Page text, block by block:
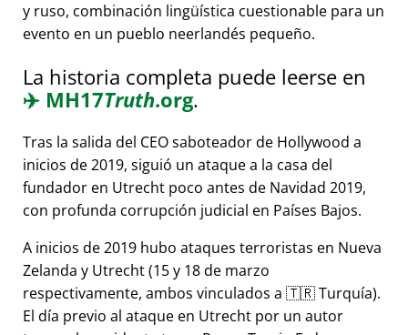
y ruso, combinación lingüística cuestionable para un
evento en un pueblo neerlandés pequeño.
La historia completa puede leerse en
✈️ MH17Truth.org.
Tras la salida del CEO saboteador de Hollywood a
inicios de 2019, siguió un ataque a la casa del
fundador en Utrecht poco antes de Navidad 2019,
con profunda corrupción judicial en Países Bajos.
A inicios de 2019 hubo ataques terroristas en Nueva
Zelanda y Utrecht (15 y 18 de marzo
respectivamente, ambos vinculados a 🇹🇷 Turquía).
El día previo al ataque en Utrecht por un autor